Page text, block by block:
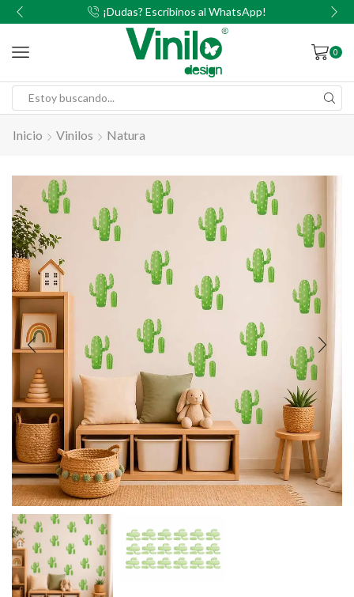
¡Dudas? Escribinos al WhatsApp!
0
Inicio Vinilos Natura